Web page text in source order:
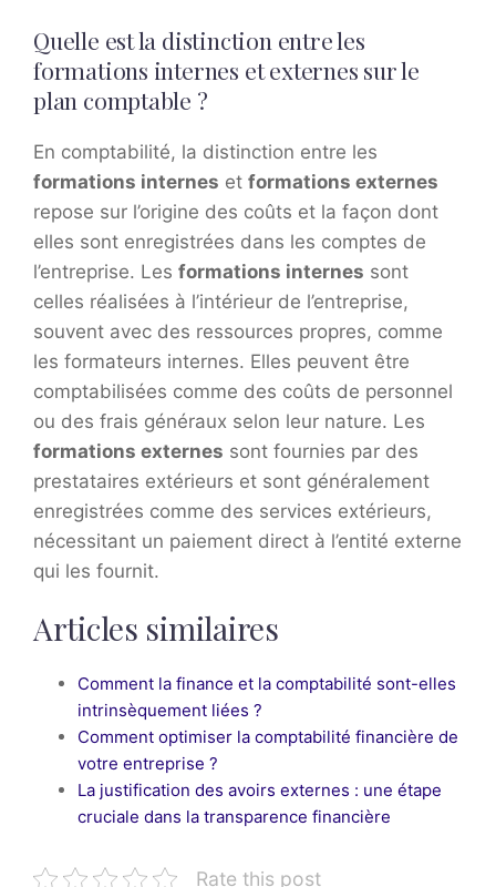
Quelle est la distinction entre les
formations internes et externes sur le
plan comptable ?
En comptabilité, la distinction entre les
formations internes et formations externes
repose sur l’origine des coûts et la façon dont
elles sont enregistrées dans les comptes de
l’entreprise. Les formations internes sont
celles réalisées à l’intérieur de l’entreprise,
souvent avec des ressources propres, comme
les formateurs internes. Elles peuvent être
comptabilisées comme des coûts de personnel
ou des frais généraux selon leur nature. Les
formations externes sont fournies par des
prestataires extérieurs et sont généralement
enregistrées comme des services extérieurs,
nécessitant un paiement direct à l’entité externe
qui les fournit.
Articles similaires
Comment la finance et la comptabilité sont-elles
intrinsèquement liées ?
Comment optimiser la comptabilité financière de
votre entreprise ?
La justification des avoirs externes : une étape
cruciale dans la transparence financière
Rate this post